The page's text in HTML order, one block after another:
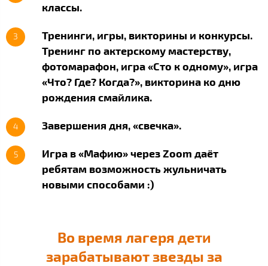
классы.
3
Тренинги, игры, викторины и конкурсы.
Тренинг по актерскому мастерству,
фотомарафон, игра «Сто к одному», игра
«Что? Где? Когда?», викторина ко дню
рождения смайлика.
4 Завершения дня, «свечка».
5
Игра в «Мафию» через Zoom даёт
ребятам возможность жульничать
новыми способами :)
Во время лагеря дети
зарабатывают звезды за